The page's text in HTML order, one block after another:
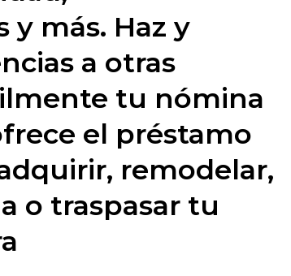
más. Haz y
a otras
tu nómina
el préstamo
remodelar,
o traspasar tu